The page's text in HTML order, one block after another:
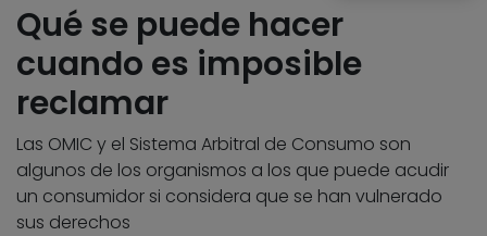
Qué se puede hacer
cuando es imposible
reclamar
Las OMIC y el Sistema Arbitral de Consumo son
algunos de los organismos a los que puede acudir
un consumidor si considera que se han vulnerado
sus derechos